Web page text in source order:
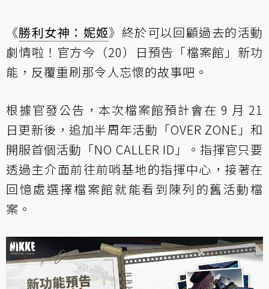
《勝利女神：妮姬》終於可以回顧過去的活動
劇情啦！官方今（20）日預告「檔案館」新功
能，反覆重刷那令人忘懷的故事吧。
根據官發公告，本次檔案館預計會在 9 月 21
日更新後，追加半周年活動「OVER ZONE」和
開服首個活動「NO CALLER ID」。指揮官只要
透過主介面前往前哨基地的指揮中心，接著在
回憶處選擇檔案館就能看到陳列的舊活動檔
案。